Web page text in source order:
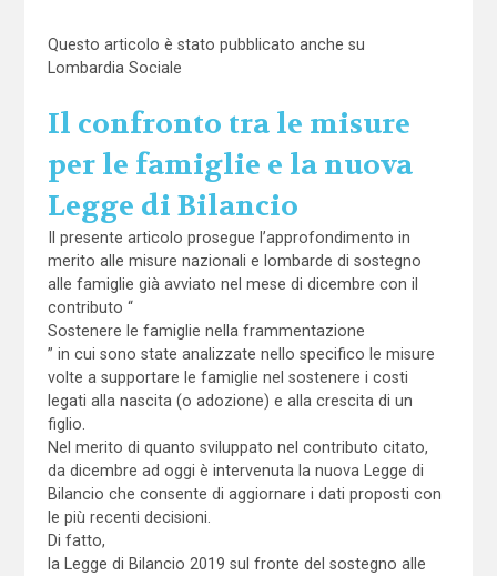
Questo articolo è stato pubblicato anche su
Lombardia Sociale
Il confronto tra le misure
per le famiglie e la nuova
Legge di Bilancio
Il presente articolo prosegue l’approfondimento in
merito alle misure nazionali e lombarde di sostegno
alle famiglie già avviato nel mese di dicembre con il
contributo “
Sostenere le famiglie nella frammentazione
” in cui sono state analizzate nello specifico le misure
volte a supportare le famiglie nel sostenere i costi
legati alla nascita (o adozione) e alla crescita di un
figlio.
Nel merito di quanto sviluppato nel contributo citato,
da dicembre ad oggi è intervenuta la nuova Legge di
Bilancio che consente di aggiornare i dati proposti con
le più recenti decisioni.
Di fatto,
la Legge di Bilancio 2019 sul fronte del sostegno alle